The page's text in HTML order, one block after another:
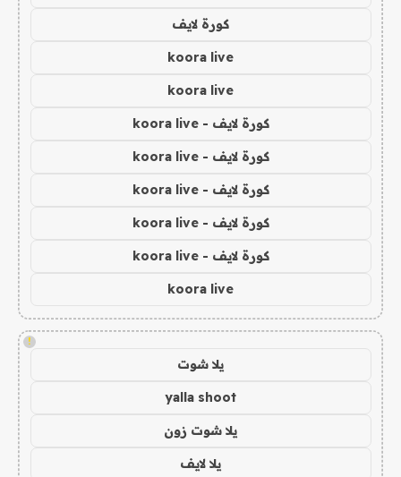
كورة لايف
koora live
koora live
كورة لايف - koora live
كورة لايف - koora live
كورة لايف - koora live
كورة لايف - koora live
كورة لايف - koora live
koora live
!
يلا شوت
yalla shoot
يلا شوت زون
يلا لايف